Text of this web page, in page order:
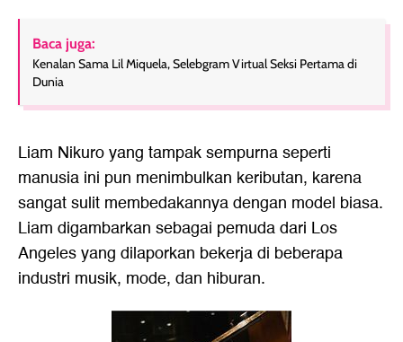
Baca juga:
Kenalan Sama Lil Miquela, Selebgram Virtual Seksi Pertama di
Dunia
Liam Nikuro yang tampak sempurna seperti
manusia ini pun menimbulkan keributan, karena
sangat sulit membedakannya dengan model biasa.
Liam digambarkan sebagai pemuda dari Los
Angeles yang dilaporkan bekerja di beberapa
industri musik, mode, dan hiburan.